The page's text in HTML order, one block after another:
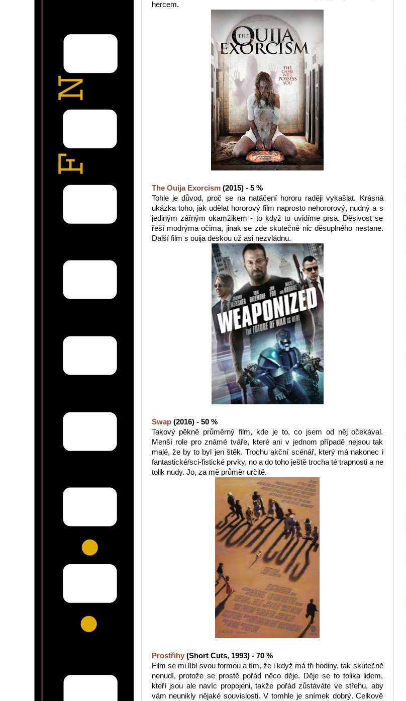
hercem.
The Ouija Exorcism(2015) - 5 %
Tohle je důvod, proč se na natáčení hororu raději vykašlat. Krásná
ukázka toho, jak udělat hororový film naprosto nehororový, nudný a s
jediným zářným okamžikem - to když tu uvidíme prsa. Děsivost se
řeší modrýma očima, jinak se zde skutečně nic děsuplného nestane.
Další film s ouija deskou už asi nezvládnu.
Swap(2016) - 50 %
Takový pěkně průměrný film, kde je to, co jsem od něj očekával.
Menší role pro známé tváře, které ani v jednom případě nejsou tak
malé, že by to byl jen štěk. Trochu akční scénář, který má nakonec i
fantastické/sci-fistické prvky, no a do toho ještě trocha té trapnosti a ne
tolik nudy. Jo, za mě průměr určitě.
Prostřihy(Short Cuts, 1993) - 70 %
Film se mi líbí svou formou a tím, že i když má tři hodiny, tak skutečně
nenudí, protože se prostě pořád něco děje. Děje se to tolika lidem,
kteří jsou ale navíc propojeni, takže pořád zůstáváte ve střehu, aby
vám neunikly nějaké souvislosti. V tomhle je snímek dobrý. Celkově